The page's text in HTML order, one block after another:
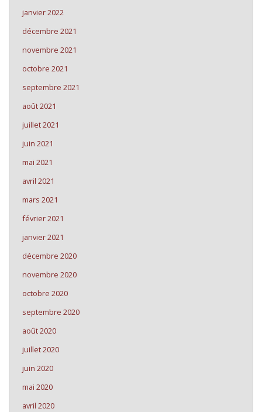
janvier 2022
décembre 2021
novembre 2021
octobre 2021
septembre 2021
août 2021
juillet 2021
juin 2021
mai 2021
avril 2021
mars 2021
février 2021
janvier 2021
décembre 2020
novembre 2020
octobre 2020
septembre 2020
août 2020
juillet 2020
juin 2020
mai 2020
avril 2020